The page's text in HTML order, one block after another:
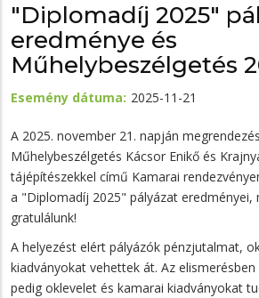
"Diplomadíj 2025"
eredménye és
Műhelybeszélgetés
Esemény dátuma 2025-11-21
A 2025. november 21. napján
Műhelybeszélgetés Kácsor Enikő és
tájépítészekkel című Kamarai
a "Diplomadíj 2025" pályázat eredményei,
gratulálunk!
A helyezést elért pályázók pénzjutalmat,
kiadványokat vehettek át. Az
pedig oklevelet és kamarai kiadványokat